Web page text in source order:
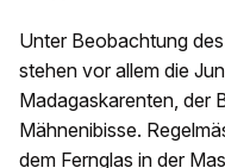
Unter Beobachtung
stehen vor allem die
Madagaskarenten, der
Mähnenibisse.
dem Fernglas in der